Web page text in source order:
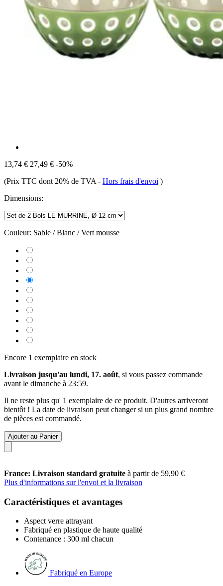
13,74 € 27,49 € -50%
(Prix TTC dont 20% de TVA - Hors frais d'envoi )
Dimensions:
Couleur: Sable / Blanc / Vert mousse
Encore 1 exemplaire en stock
Livraison jusqu'au lundi, 17. août, si vous passez commande
avant le dimanche à 23:59.
Il ne reste plus qu' 1 exemplaire de ce produit. D'autres arriveront
bientôt ! La date de livraison peut changer si un plus grand nombre
de pièces est commandé.
Ajouter au Panier
France: Livraison standard gratuite à partir de 59,90 €
Plus d'informations sur l'envoi et la livraison
Caractéristiques et avantages
Aspect verre attrayant
Fabriqué en plastique de haute qualité
Contenance : 300 ml chacun
Fabriqué en Europe